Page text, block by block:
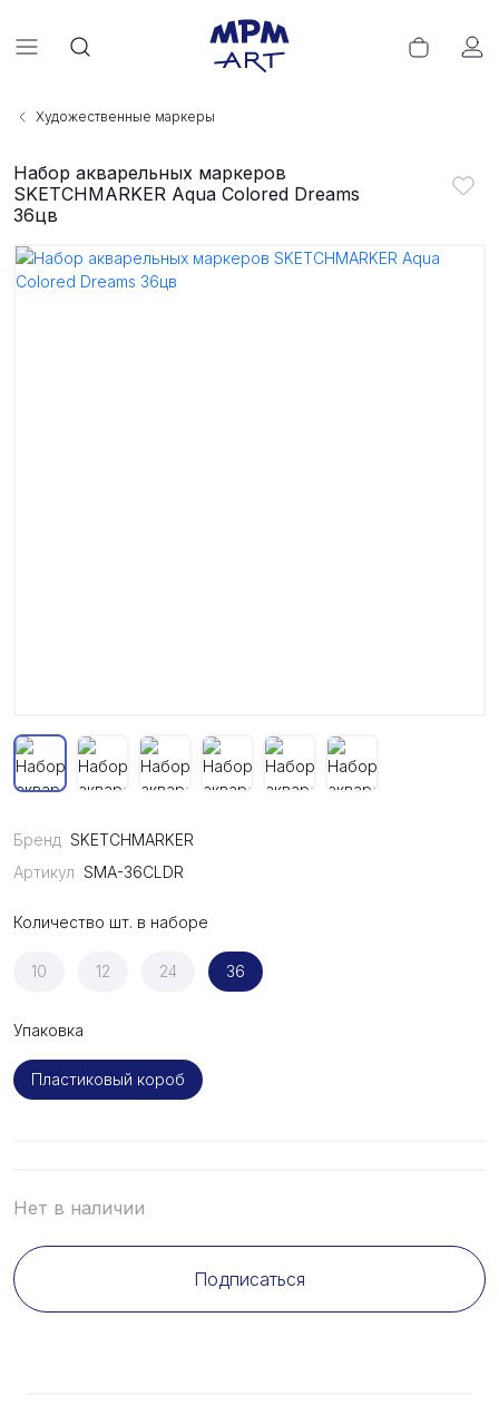
Художественные маркеры
Набор акварельных маркеров
SKETCHMARKER Aqua Colored Dreams
36цв
Бренд SKETCHMARKER
Артикул SMA-36CLDR
Количество шт. в наборе
10 12 24 36
Упаковка
Пластиковый короб
Нет в наличии
Подписаться